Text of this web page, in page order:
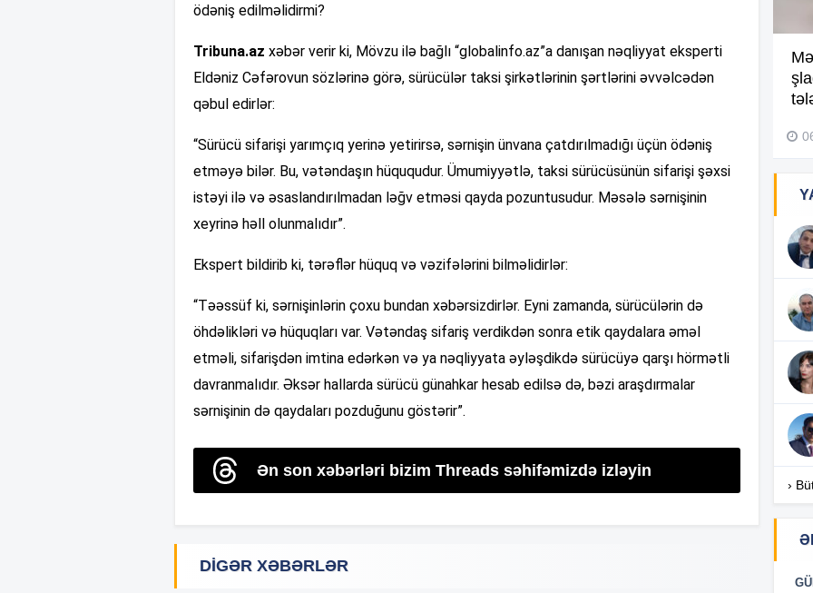
ödəniş edilməlidirmi?
Tribuna.az xəbər verir ki, Mövzu ilə bağlı “globalinfo.az”a danışan nəqliyyat eksperti
Eldəniz Cəfərovun sözlərinə görə, sürücülər taksi şirkətlərinin şərtlərini əvvəlcədən
qəbul edirlər:
“Sürücü sifarişi yarımçıq yerinə yetirirsə, sərnişin ünvana çatdırılmadığı üçün ödəniş
etməyə bilər. Bu, vətəndaşın hüququdur. Ümumiyyətlə, taksi sürücüsünün sifarişi şəxsi
istəyi ilə və əsaslandırılmadan ləğv etməsi qayda pozuntusudur. Məsələ sərnişinin
xeyrinə həll olunmalıdır”.
Ekspert bildirib ki, tərəflər hüquq və vəzifələrini bilməlidirlər:
“Təəssüf ki, sərnişinlərin çoxu bundan xəbərsizdirlər. Eyni zamanda, sürücülərin də
öhdəlikləri və hüquqları var. Vətəndaş sifariş verdikdən sonra etik qaydalara əməl
etməli, sifarişdən imtina edərkən və ya nəqliyyata əyləşdikdə sürücüyə qarşı hörmətli
davranmalıdır. Əksər hallarda sürücü günahkar hesab edilsə də, bəzi araşdırmalar
sərnişinin də qaydaları pozduğunu göstərir”.
Ən son xəbərləri bizim Threads səhifəmizdə izləyin
DIGƏR XƏBƏRLƏR
Kompleksdə faciə: 2 yaşlı
uşaq hovuzda boğuldu –
29 İyul 2026, 16:21
›